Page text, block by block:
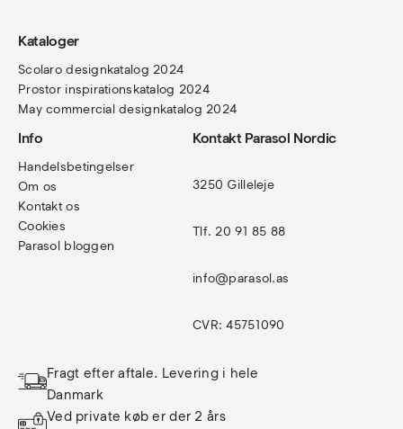
Kataloger
Scolaro designkatalog 2024
Prostor inspirationskatalog 2024
May commercial designkatalog 2024
Info
Handelsbetingelser
Om os
Kontakt os
Cookies
Parasol bloggen
Kontakt Parasol Nordic
3250 Gilleleje
Tlf. 20 91 85 88
info@parasol.as
CVR: 45751090
Fragt efter aftale. Levering i hele
Danmark
Ved private køb er der 2 års